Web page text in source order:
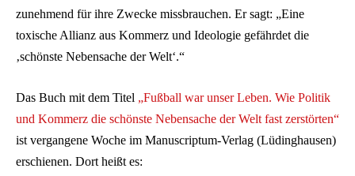
zunehmend für ihre Zwecke missbrauchen. Er sagt: „Eine
toxische Allianz aus Kommerz und Ideologie gefährdet die
‚schönste Nebensache der Welt‘.“
Das Buch mit dem Titel „Fußball war unser Leben. Wie Politik
und Kommerz die schönste Nebensache der Welt fast zerstörten“
ist vergangene Woche im Manuscriptum-Verlag (Lüdinghausen)
erschienen. Dort heißt es: